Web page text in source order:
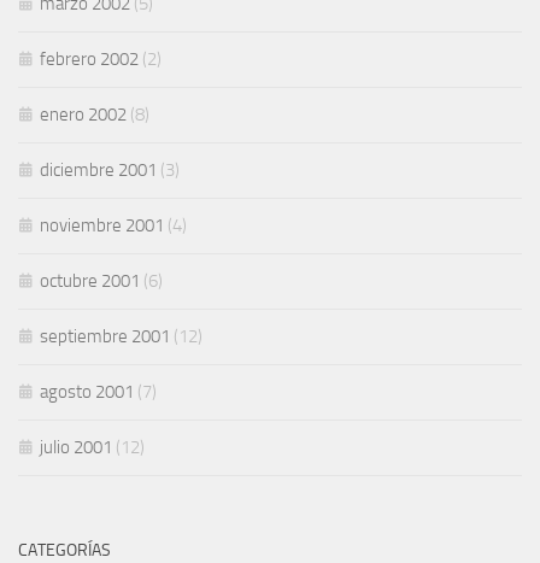
febrero 2002 (2)
enero 2002 (8)
diciembre 2001 (3)
noviembre 2001 (4)
octubre 2001 (6)
septiembre 2001 (12)
agosto 2001 (7)
julio 2001 (12)
CATEGORÍAS